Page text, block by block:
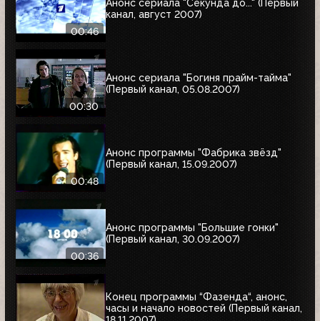
00:46
Анонс сериала "Секунда до..." (Первый
канал, август 2007)
00:30
Анонс сериала "Богиня прайм-тайма"
(Первый канал, 05.08.2007)
00:48
Анонс программы "Фабрика звёзд"
(Первый канал, 15.09.2007)
00:36
Анонс программы "Большие гонки"
(Первый канал, 30.09.2007)
Конец программы “Фазенда“, анонс,
часы и начало новостей (Первый канал,